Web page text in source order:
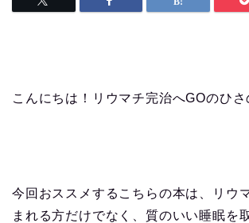
こんにちは！リウマチ完治へGOのひさ
今回おススメするこちらの本は、リウ
まれる方だけでなく、質のいい睡眠を